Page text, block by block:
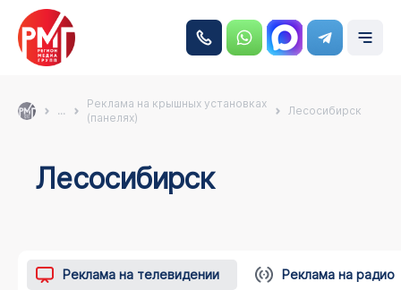
...
Реклама на крышных установках
(панелях)
Лесосибирск
Лесосибирск
Реклама на телевидении Реклама на радио